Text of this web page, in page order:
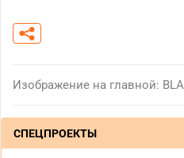
Изображение на главной:
СПЕЦПРОЕКТЫ